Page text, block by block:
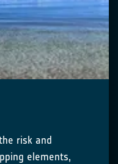
risk and
elements,